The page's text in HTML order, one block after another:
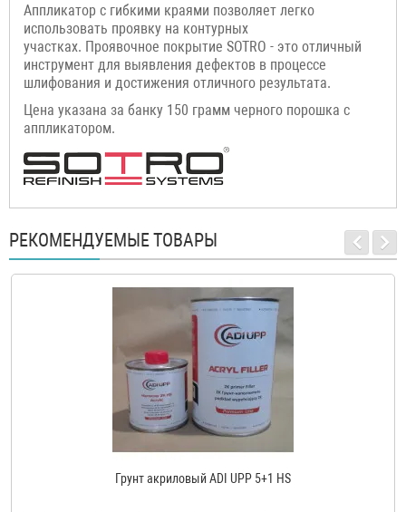
Аппликатор с гибкими краями позволяет легко
использовать проявку на контурных
участках. Проявочное покрытие SOTRO - это отличный
инструмент для выявления дефектов в процессе
шлифования и достижения отличного результата.
Цена указана за банку 150 грамм черного порошка с
аппликатором.
РЕКОМЕНДУЕМЫЕ ТОВАРЫ
Грунт акриловый ADI UPP 5+1 HS